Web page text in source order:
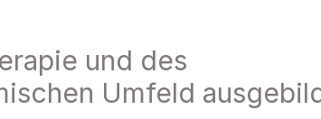
und des
Umfeld